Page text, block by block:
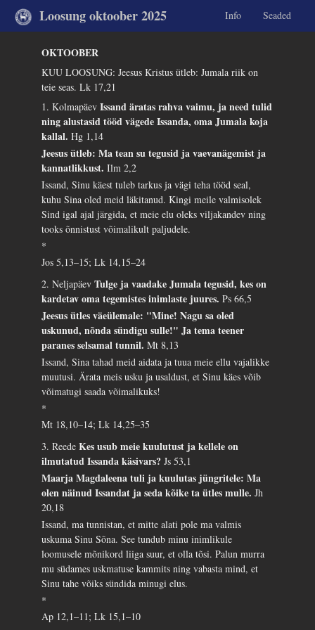
Loosung oktoober 2025 Info Seaded
OKTOOBER
KUU LOOSUNG: Jeesus Kristus ütleb: Jumala riik on
teie seas.Lk 17,21
1. KolmapäevIssand äratas rahva vaimu, ja need tulid
ning alustasid tööd vägede Issanda, oma Jumala koja
kallal.Hg 1,14
Jeesus ütleb: Ma tean su tegusid ja vaevanägemist ja
kannatlikkust.Ilm 2,2
Issand, Sinu käest tuleb tarkus ja vägi teha tööd seal,
kuhu Sina oled meid läkitanud. Kingi meile valmisolek
Sind igal ajal järgida, et meie elu oleks viljakandev ning
tooks õnnistust võimalikult paljudele.
*
Jos 5,13–15; Lk 14,15–24
2. NeljapäevTulge ja vaadake Jumala tegusid, kes on
kardetav oma tegemistes inimlaste juures.Ps 66,5
Jeesus ütles väeülemale: "Mine! Nagu sa oled
uskunud, nõnda sündigu sulle!" Ja tema teener
paranes selsamal tunnil.Mt 8,13
Issand, Sina tahad meid aidata ja tuua meie ellu vajalikke
muutusi. Ärata meis usku ja usaldust, et Sinu käes võib
võimatugi saada võimalikuks!
*
Mt 18,10–14; Lk 14,25–35
3. ReedeKes usub meie kuulutust ja kellele on
ilmutatud Issanda käsivars?Js 53,1
Maarja Magdaleena tuli ja kuulutas jüngritele: Ma
olen näinud Issandat ja seda kõike ta ütles mulle.Jh
20,18
Issand, ma tunnistan, et mitte alati pole ma valmis
uskuma Sinu Sõna. See tundub minu inimlikule
loomusele mõnikord liiga suur, et olla tõsi. Palun murra
mu südames uskmatuse kammits ning vabasta mind, et
Sinu tahe võiks sündida minugi elus.
*
Ap 12,1–11; Lk 15,1–10